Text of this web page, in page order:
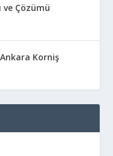
ve Çözümü
Korniş